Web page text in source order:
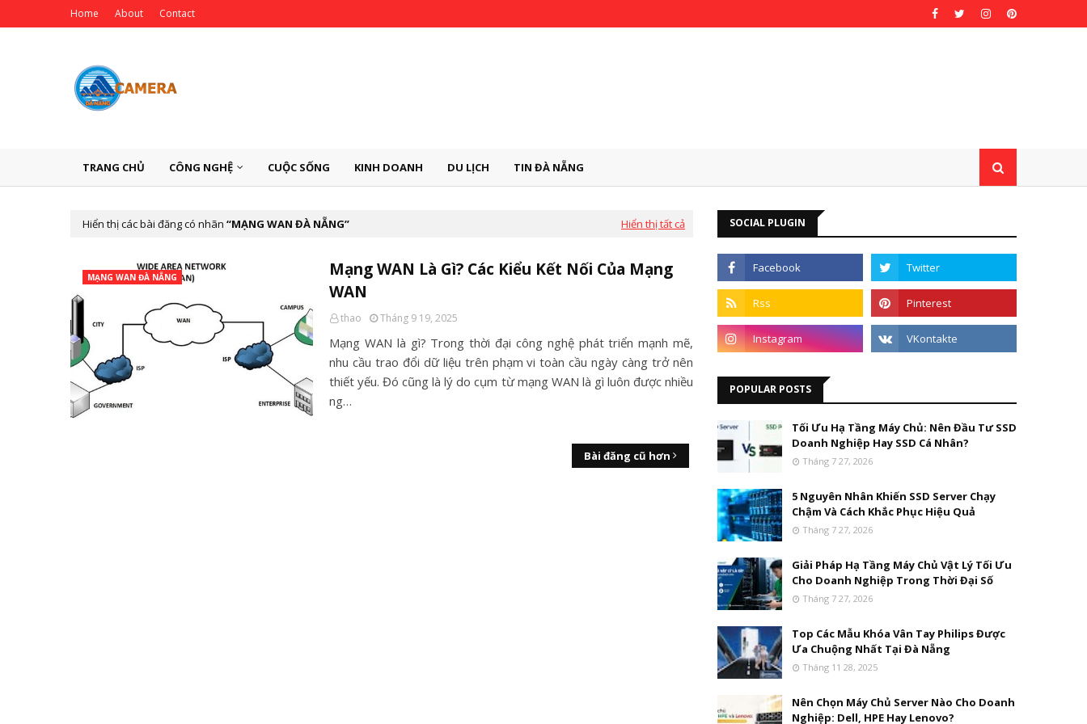
Home About Contact
TRANG CHỦ CÔNG NGHỆ CUỘC SỐNG KINH DOANH DU LỊCH TIN ĐÀ NẴNG
Hiển thị các bài đăng có nhãn MẠNG WAN ĐÀ NẴNG Hiển thị tất cả
MẠNG WAN ĐÀ NẴNG
Mạng WAN Là Gì? Các Kiểu Kết Nối Của Mạng
WAN
thao Tháng 9 19, 2025
Mạng WAN là gì? Trong thời đại công nghệ phát triển mạnh mẽ,
nhu cầu trao đổi dữ liệu trên phạm vi toàn cầu ngày càng trở nên
thiết yếu. Đó cũng là lý do cụm từ mạng WAN là gì luôn được nhiều
ng…
Bài đăng cũ hơn
SOCIAL PLUGIN
POPULAR POSTS
Tối Ưu Hạ Tầng Máy Chủ: Nên Đầu Tư SSD
Doanh Nghiệp Hay SSD Cá Nhân?
Tháng 7 27, 2026
5 Nguyên Nhân Khiến SSD Server Chạy
Chậm Và Cách Khắc Phục Hiệu Quả
Tháng 7 27, 2026
Giải Pháp Hạ Tầng Máy Chủ Vật Lý Tối Ưu
Cho Doanh Nghiệp Trong Thời Đại Số
Tháng 7 27, 2026
Top Các Mẫu Khóa Vân Tay Philips Được
Ưa Chuộng Nhất Tại Đà Nẵng
Tháng 11 28, 2025
Nên Chọn Máy Chủ Server Nào Cho Doanh
Nghiệp: Dell, HPE Hay Lenovo?